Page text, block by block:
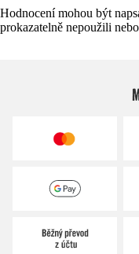
Hodnocení mohou být
prokazatelně nepoužili